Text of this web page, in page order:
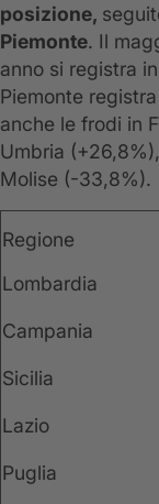
posizione,
Piemonte. Il
anno si registra
Piemonte
anche le frodi in
Umbria
Molise (-33,8%).
Regione
Lombardia
Campania
Sicilia
Lazio
Puglia